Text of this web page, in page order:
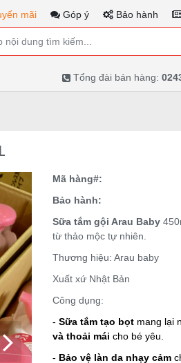
mãi Góp ý Bảo hành
Tổng đài bán hàng:
Mã hàng#:
Bảo hành:
Sữa tắm gội Arau Baby
từ thảo mộc tự nhiên.
Thương hiệu: Arau baby
Xuất xứ Nhật Bản
Công dụng:
-Sữa tắm tạo bọt mang lại
và thoải mái cho bé yêu.
- Bảo vệ làn da nhạy cảm